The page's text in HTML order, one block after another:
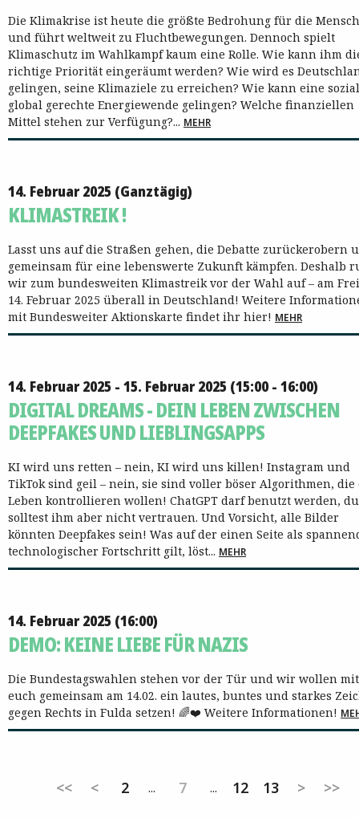
Die Klimakrise ist heute die größte Bedrohung für die
und führt weltweit zu Fluchtbewegungen. Dennoch spielt
Klimaschutz im Wahlkampf kaum eine Rolle. Wie kann ihm
richtige Priorität eingeräumt werden? Wie wird es
gelingen, seine Klimaziele zu erreichen? Wie kann eine
global gerechte Energiewende gelingen? Welche finanziellen
Mittel stehen zur Verfügung?... MEHR
14. Februar 2025 (Ganztägig)
KLIMASTREIK !
Lasst uns auf die Straßen gehen, die Debatte zurückerobern
gemeinsam für eine lebenswerte Zukunft kämpfen. Deshalb
wir zum bundesweiten Klimastreik vor der Wahl auf – am
14. Februar 2025 überall in Deutschland! Weitere
mit Bundesweiter Aktionskarte findet ihr hier! MEHR
14. Februar 2025 - 15. Februar 2025 (15:00 - 16:00)
DIGITAL DREAMS - DEIN LEBEN ZWISCHEN
DEEPFAKES UND LIEBLINGSAPPS
KI wird uns retten – nein, KI wird uns killen! Instagram und
TikTok sind geil – nein, sie sind voller böser Algorithmen, die
Leben kontrollieren wollen! ChatGPT darf benutzt werden, du
solltest ihm aber nicht vertrauen. Und Vorsicht, alle Bilder
könnten Deepfakes sein! Was auf der einen Seite als
technologischer Fortschritt gilt, löst... MEHR
14. Februar 2025 (16:00)
DEMO: KEINE LIEBE FÜR NAZIS
Die Bundestagswahlen stehen vor der Tür und wir wollen mit
euch gemeinsam am 14.02. ein lautes, buntes und starkes
gegen Rechts in Fulda setzen! 🌈❤️ Weitere Informationen!
<< < 2 7 12 13 > >>